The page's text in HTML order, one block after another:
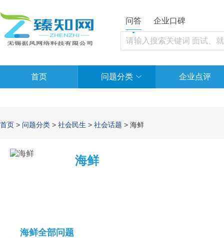
问答 企业口碑
首页 问题分类 企业点评
首页 > 问题分类 > 社会民生 > 社会话题 > 海鲜
海鲜
海鲜全部问题